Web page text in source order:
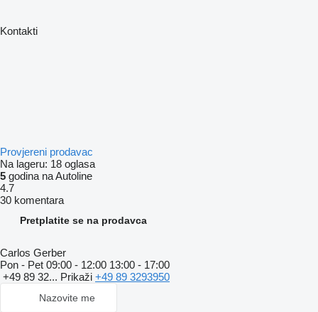
Kontakti
Provjereni prodavac
Na lageru: 18 oglasa
5 godina na Autoline
4.7
30 komentara
Pretplatite se na prodavca
Carlos Gerber
Pon - Pet 09:00 - 12:00 13:00 - 17:00
+49 89 32... Prikaži +49 89 3293950
Nazovite me